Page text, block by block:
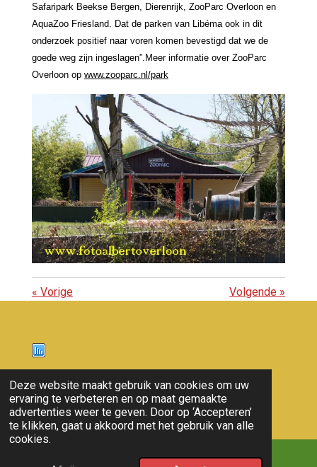
Deze website maakt gebruik van cookies om uw
ervaring te verbeteren en op maat gemaakte
advertenties weer te geven. Door op ‘Accepteren’
te klikken, gaat u akkoord met het gebruik van alle
cookies.
Safaripark Beekse Bergen, Dierenrijk, ZooParc Overloon en
AquaZoo Friesland. Dat de parken van Libéma ook in dit
onderzoek positief naar voren komen bevestigd dat we de
goede weg zijn ingeslagen”.Meer informatie over ZooParc
Overloon op www.zooparc.nl/park
« Vorige Volgende »
Nieuws
© 2011 - 2026 overloon nieuws